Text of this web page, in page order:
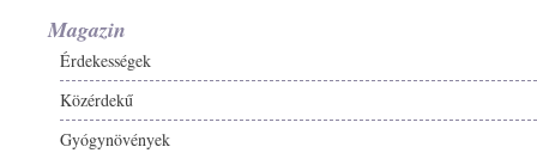
Magazin
Érdekességek
Közérdekű
Gyógynövények